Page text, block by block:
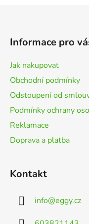
Informace pro
Jak nakupovat
Obchodní podmínky
Odstoupení od
Podmínky ochrany
Reklamace
Doprava a platba
Kontakt
info@eggy.cz